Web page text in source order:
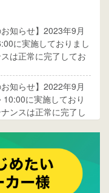
知らせ】2023年9月
に実施しておりまし
は正常に完了してお
知らせ】2022年9月
に実施しており
ンスは正常に完了し
大幅バージョンアッ
告知ページへ